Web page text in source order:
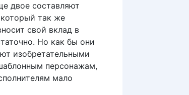
двое составляют
так же
свой вклад в
Но как бы они
изобретательными
персонажам,
мало